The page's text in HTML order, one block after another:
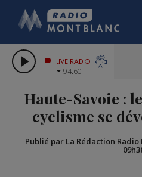
LES
CITIZEN
GRAND MASSIF
COMPAGNIE
LIVE RADIO
94.60
Haute-Savoie :
cyclisme se
Publié par La Rédaction Radio